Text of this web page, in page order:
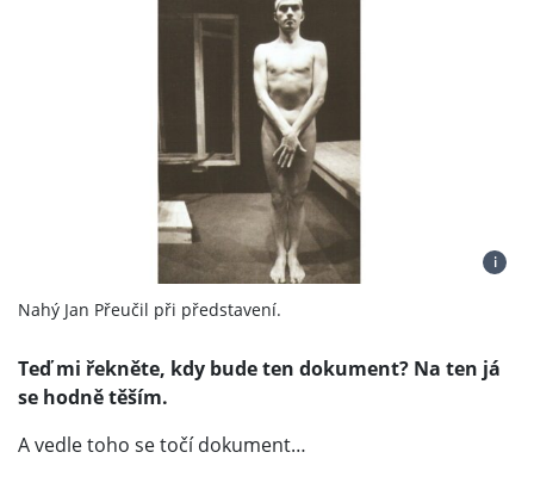
i
Nahý Jan Přeučil při představení.
Teď mi řekněte, kdy bude ten dokument? Na ten já
se hodně těším.
A vedle toho se točí dokument…